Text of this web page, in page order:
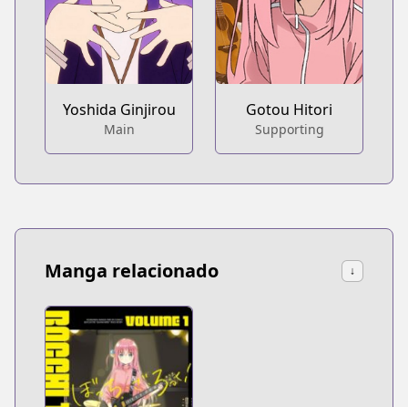
Yoshida Ginjirou
Main
Gotou Hitori
Supporting
Manga relacionado ↓